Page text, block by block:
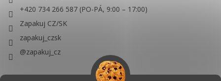
+420 734 266 587 (PO-PÁ, 9:00 – 17:00)
Zapakuj CZ/SK
zapakuj_czsk
@zapakuj_cz